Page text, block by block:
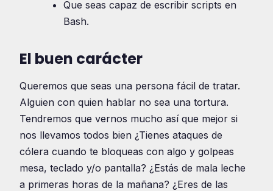
Que seas capaz de escribir scripts en
Bash.
El buen carácter
Queremos que seas una persona fácil de tratar.
Alguien con quien hablar no sea una tortura.
Tendremos que vernos mucho así que mejor si
nos llevamos todos bien ¿Tienes ataques de
cólera cuando te bloqueas con algo y golpeas
mesa, teclado y/o pantalla? ¿Estás de mala leche
a primeras horas de la mañana? ¿Eres de las